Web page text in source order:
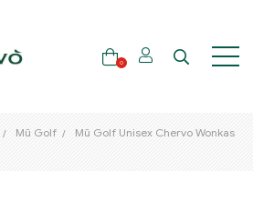
0
Mũ Golf
Mũ Golf Unisex Chervo Wonkas